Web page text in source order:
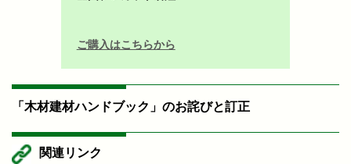
ご購入はこちらから
「木材建材ハンドブック」のお詫びと訂正
関連リンク